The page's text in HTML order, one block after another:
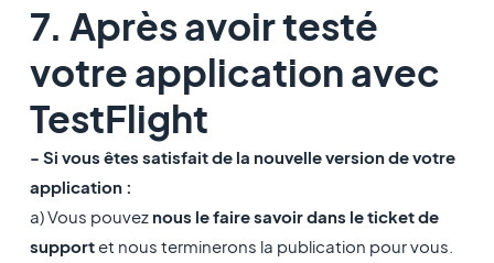
7. Après avoir testé
votre application avec
TestFlight
- Si vous êtes satisfait de la nouvelle version de votre
application :
a) Vous pouvez nous le faire savoir dans le ticket de
supportet nous terminerons la publication pour vous.